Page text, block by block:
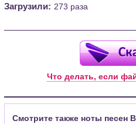
Загрузили: 273 раза
Что делать, если
Смотрите также ноты песен